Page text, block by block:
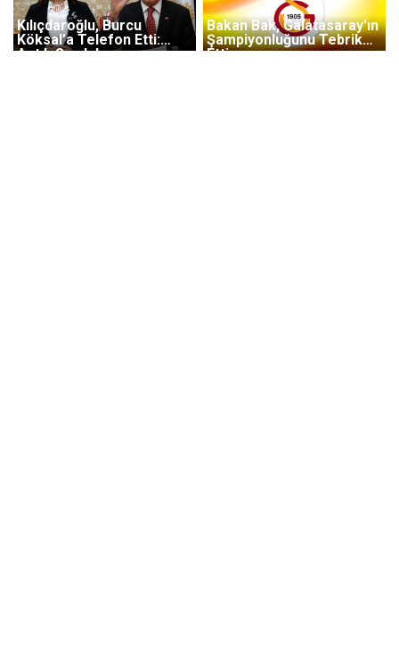
Kılıçdaroğlu, Burcu
Köksal’a Telefon Etti:
Açtık Sorduk
Bakan Bak, Galatasaray'ın
Şampiyonluğunu Tebrik
Etti